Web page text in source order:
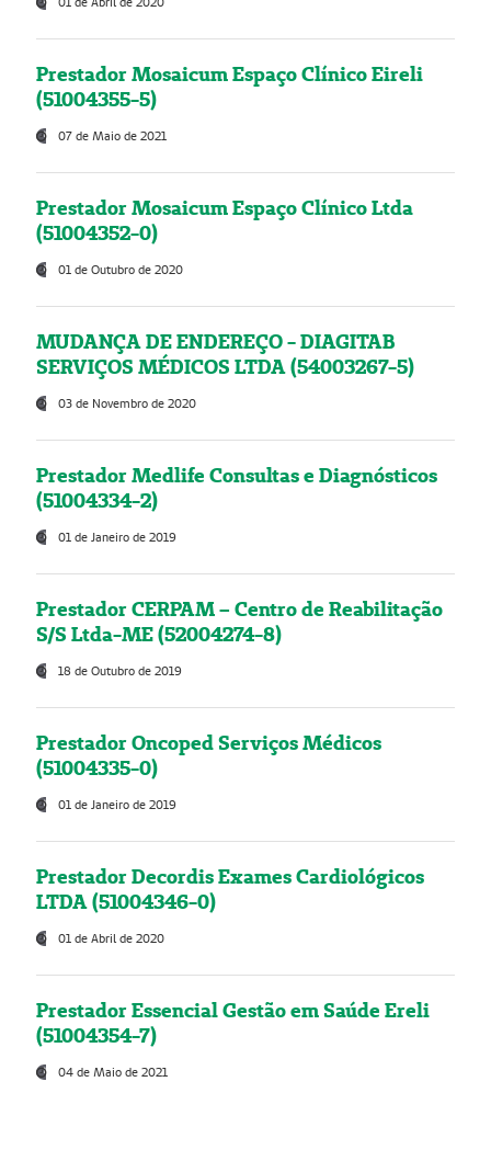
Prestador Mosaicum Espaço Clínico Eireli
(51004355-5)
07 de Maio de 2021
Prestador Mosaicum Espaço Clínico Ltda
(51004352-0)
01 de Outubro de 2020
MUDANÇA DE ENDEREÇO - DIAGITAB
SERVIÇOS MÉDICOS LTDA (54003267-5)
03 de Novembro de 2020
Prestador Medlife Consultas e Diagnósticos
(51004334-2)
01 de Janeiro de 2019
Prestador CERPAM – Centro de Reabilitação
S/S Ltda-ME (52004274-8)
18 de Outubro de 2019
Prestador Oncoped Serviços Médicos
(51004335-0)
01 de Janeiro de 2019
Prestador Decordis Exames Cardiológicos
LTDA (51004346-0)
01 de Abril de 2020
Prestador Essencial Gestão em Saúde Ereli
(51004354-7)
04 de Maio de 2021